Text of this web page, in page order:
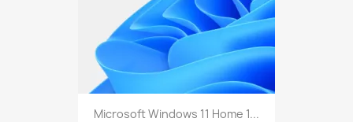
Microsoft Windows 11 Home 1...